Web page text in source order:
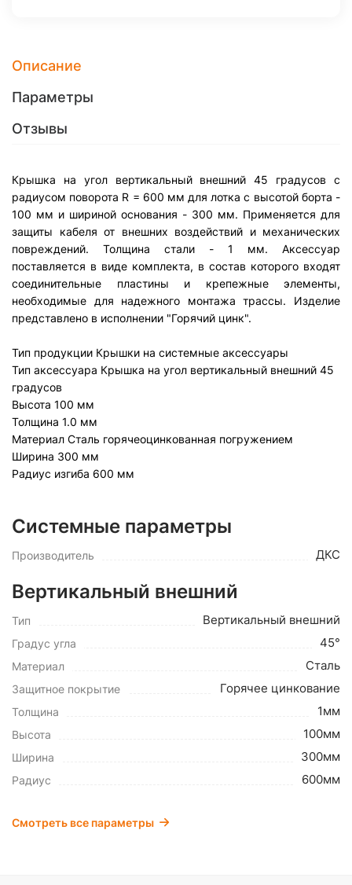
Описание
Параметры
Отзывы
Крышка на угол вертикальный внешний 45 градусов с
радиусом поворота R = 600 мм для лотка с высотой борта -
100 мм и шириной основания - 300 мм. Применяется для
защиты кабеля от внешних воздействий и механических
повреждений. Толщина стали - 1 мм. Аксессуар
поставляется в виде комплекта, в состав которого входят
соединительные пластины и крепежные элементы,
необходимые для надежного монтажа трассы. Изделие
представлено в исполнении "Горячий цинк".
Тип продукции Крышки на системные аксессуары
Тип аксессуара Крышка на угол вертикальный внешний 45
градусов
Высота 100 мм
Толщина 1.0 мм
Материал Сталь горячеоцинкованная погружением
Ширина 300 мм
Радиус изгиба 600 мм
Системные параметры
Производитель ДКС
Вертикальный внешний
Тип Вертикальный внешний
Градус угла 45°
Материал Сталь
Защитное покрытие Горячее цинкование
Толщина 1мм
Высота 100мм
Ширина 300мм
Радиус 600мм
Смотреть все параметры